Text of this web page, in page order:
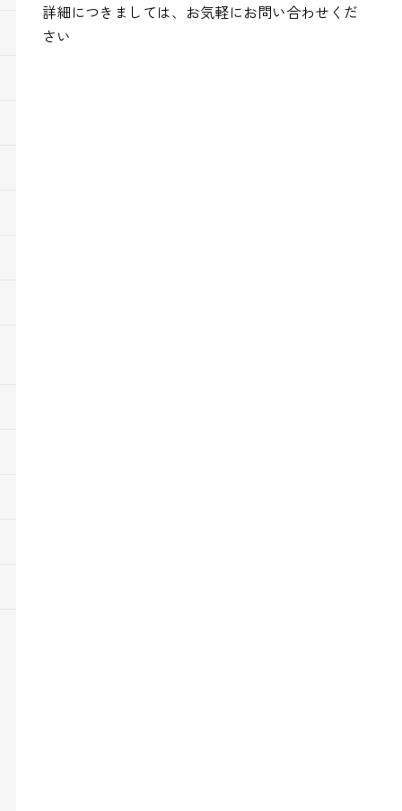
詳細につきましては、お気軽にお問い合わせくだ
さい